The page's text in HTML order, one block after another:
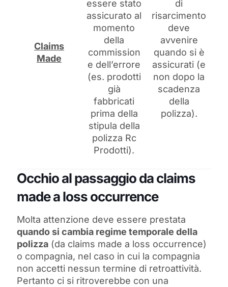
Claims
Made
essere stato
assicurato al
momento
della
commission
e dell’errore
(es. prodotti
già
fabbricati
prima della
stipula della
polizza Rc
Prodotti).
di
risarcimento
deve
avvenire
quando si è
assicurati (e
non dopo la
scadenza
della
polizza).
Occhio al passaggio da claims
made a loss occurrence
Molta attenzione deve essere prestata
quando si cambia regime temporale della
polizza (da claims made a loss occurrence)
o compagnia, nel caso in cui la compagnia
non accetti nessun termine di retroattività.
Pertanto ci si ritroverebbe con una